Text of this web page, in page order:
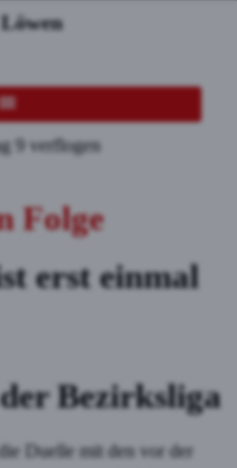
9 verflogen
Folge
erst einmal
Bezirksliga
Duelle mit den vor der